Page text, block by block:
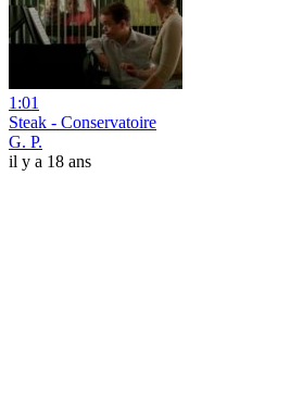
1:01
Steak - Conservatoire
G. P.
il y a 18 ans